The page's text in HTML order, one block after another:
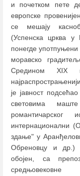
и почетком пете
европске
се мешају
(Успенска црква у
понегде
моравско
Средином XIX
је јавност
световима
романтичарског
интернационални
здање" у
Обреновцу и др.)
обојен, са